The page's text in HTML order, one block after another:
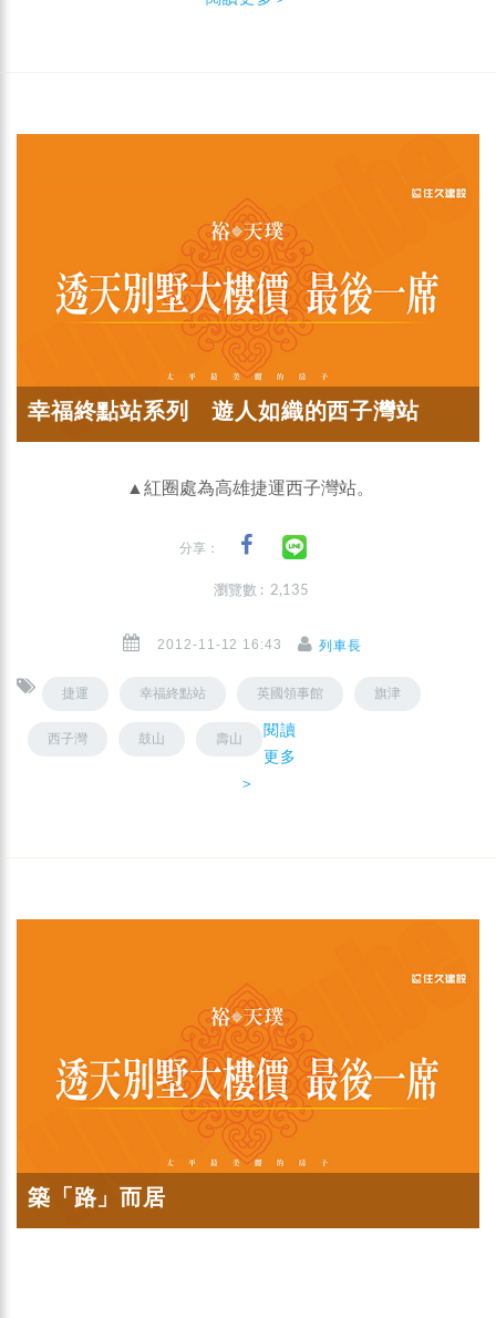
幸福終點站系列 遊人如織的西子灣站
▲紅圈處為高雄捷運西子灣站。
分享：
瀏覽數 : 2,135
2012-11-12 16:43 列車長
捷運 幸福終點站 英國領事館 旗津
西子灣 鼓山 壽山
閱讀
更多
＞
築「路」而居